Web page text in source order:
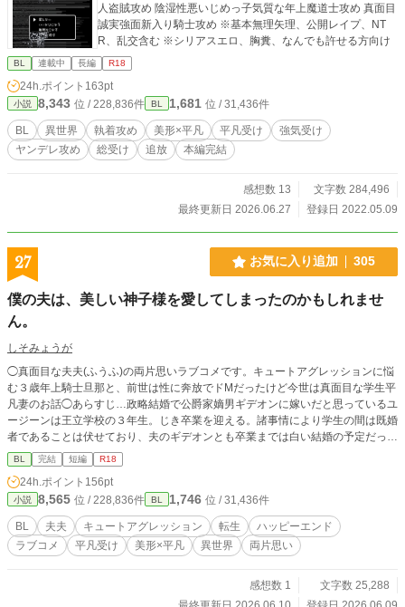
人盗賊攻め 陰湿性悪いじめっ子気質な年上魔道士攻め 真面目
誠実強面新入り騎士攻め ※基本無理矢理、公開レイプ、NT
R、乱交含む ※シリアスエロ、胸糞、なんでも許せる方向け
BL 連載中 長編 R18
24h.ポイント 163pt
小説 8,343 位 / 228,836件 BL 1,681 位 / 31,436件
BL 異世界 執着攻め 美形×平凡 平凡受け
強気受け
ヤンデレ攻め
総受け 追放 本編完結
感想数 13
文字数 284,496
最終更新日 2026.06.27
登録日 2022.05.09
27 お気に入り追加 305
僕の夫は、美しい神子様を愛してしまったのかもしれませ
ん。
しそみょうが
◯真面目な夫夫(ふうふ)の両片思いラブコメです。キュートアグレッションに悩
む３歳年上騎士旦那と、前世は性に奔放でドМだったけど今世は真面目な学生平
凡妻のお話◯あらすじ…政略結婚で公爵家嫡男ギデオンに嫁いだと思っているユ
ージーンは王立学校の３年生。じき卒業を迎える。諸事情により学生の間は既婚
者であることは伏せており、夫のギデオンとも卒業までは白い結婚の予定だっ
た。辺境の村で見つかったばかりの神子が王都に来ると、王宮の近衛騎士であっ
た夫は自ら志願して神子の護衛騎士となる。何かと神子を優先するようになった
夫。悲しい気持ちでベッドに入った誕生日の夜、ユージーンは自分に生き写しの
『裕司』という男の夢を見る。◯エロは控えめのお話です。描写のあるページに
は※印がついています。
BL 完結 短編 R18
24h.ポイント 156pt
小説 8,565 位 / 228,836件 BL 1,746 位 / 31,436件
BL 夫夫 キュートアグレッション 転生
ハッピーエンド
ラブコメ
平凡受け 美形×平凡 異世界 両片思い
感想数 1
文字数 25,288